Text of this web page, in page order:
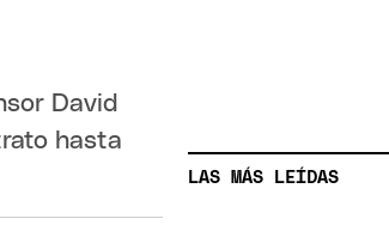
David
hasta
LAS MÁS LEÍDAS